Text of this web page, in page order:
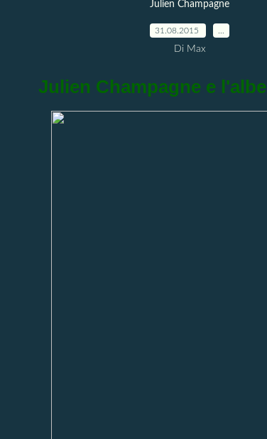
Julien Champagne
31.08.2015
Di Max
Julien Champagne e